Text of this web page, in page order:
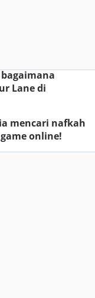
Lane di
mencari nafkah
online!